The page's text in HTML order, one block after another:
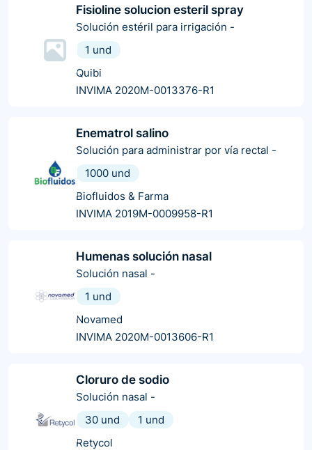
Fisioline solucion esteril spray
Solución estéril para irrigación -
1 und
Quibi
INVIMA 2020M-0013376-R1
Enematrol salino
Solución para administrar por vía rectal -
1000 und
Biofluidos & Farma
INVIMA 2019M-0009958-R1
Humenas solución nasal
Solución nasal -
1 und
Novamed
INVIMA 2020M-0013606-R1
Cloruro de sodio
Solución nasal -
30 und
1 und
Retycol